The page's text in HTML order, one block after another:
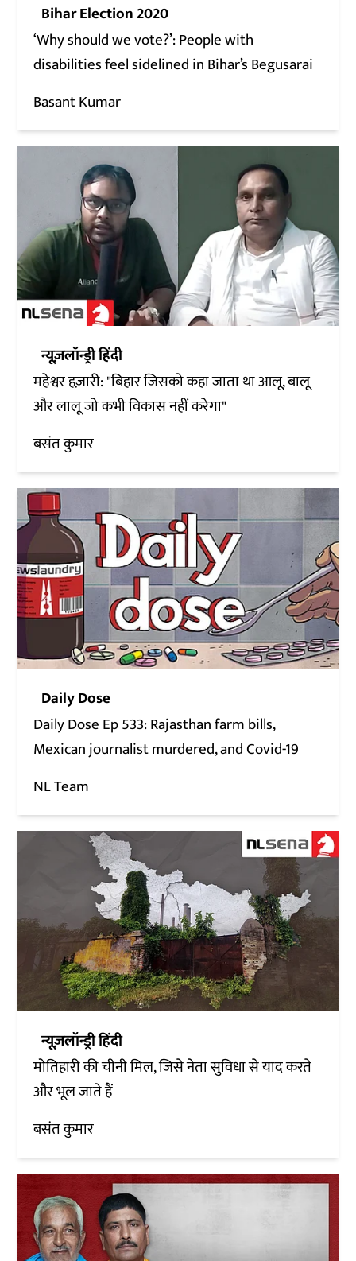
Bihar Election 2020
‘Why should we vote?’: People with
disabilities feel sidelined in Bihar’s Begusarai
Basant Kumar
न्यूज़लॉन्ड्री हिंदी
महेश्वर हज़ारी: "बिहार जिसको कहा जाता था आलू, बालू
और लालू जो कभी विकास नहीं करेगा"
बसंत कुमार
Daily Dose
Daily Dose Ep 533: Rajasthan farm bills,
Mexican journalist murdered, and Covid-19
NL Team
न्यूज़लॉन्ड्री हिंदी
मोतिहारी की चीनी मिल, जिसे नेता सुविधा से याद करते
और भूल जाते हैं
बसंत कुमार